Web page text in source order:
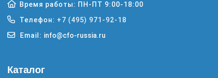
Время работы: ПН-ПТ 9:00-18:00
Телефон: +7 (495) 971-92-18
Email: info@cfo-russia.ru
Каталог